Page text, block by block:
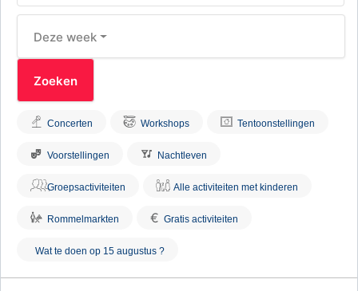
Deze week
Concerten Workshops Tentoonstellingen
Voorstellingen Nachtleven
Groepsactiviteiten Alle activiteiten met kinderen
Rommelmarkten € Gratis activiteiten
Wat te doen op 15 augustus ?